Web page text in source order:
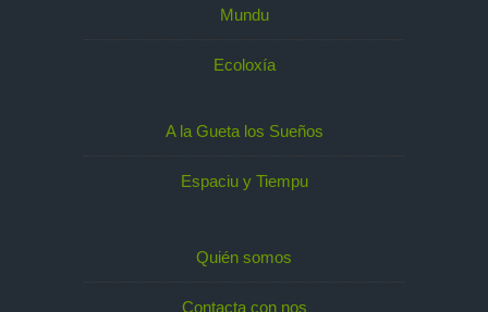
Mundu
Ecoloxía
A la Gueta los Sueños
Espaciu y Tiempu
Quién somos
Contacta con nos